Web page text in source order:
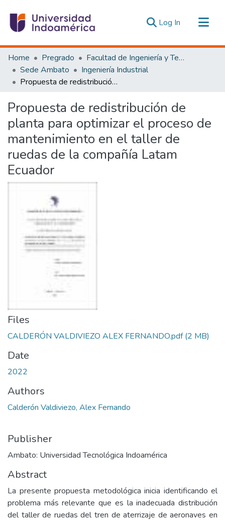
Log In (current)
Communities & Collections
All of DSpace
Statistics
Home Pregrado
Facultad de Ingeniería y Tecnologías de la Información y la Comunicación
Sede Ambato
Ingeniería Industrial
Propuesta de redistribución de planta para optimizar el proceso de mantenimiento en el taller de ruedas de la compañía Latam Ecuador
Propuesta de redistribución de
planta para optimizar el proceso de
mantenimiento en el taller de
ruedas de la compañía Latam
Ecuador
Files
CALDERÓN VALDIVIEZO ALEX FERNANDO.pdf(2 MB)
Date
2022
Authors
Calderón Valdiviezo, Alex Fernando
Publisher
Ambato: Universidad Tecnológica Indoamérica
Abstract
La presente propuesta metodológica inicia identificando el
problema más relevante que es la inadecuada distribución
del taller de ruedas del tren de aterrizaje de aeronaves en